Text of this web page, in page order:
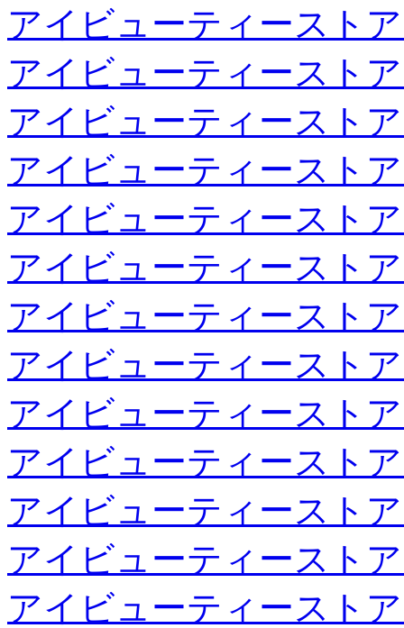
アイビューティースト
アイビューティースト
アイビューティースト
アイビューティースト
アイビューティースト
アイビューティースト
アイビューティースト
アイビューティースト
アイビューティースト
アイビューティースト
アイビューティースト
アイビューティースト
アイビューティースト